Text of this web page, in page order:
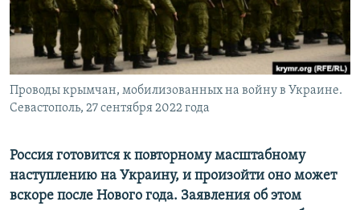
КРЫМ.НЕПОКОРЕННЫЙ
ELIFBE
УКРАИНСКАЯ ПРОБЛЕМА КРЫМА
Все сайты RFE/RL
Проводы крымчан, мобилизованных на войну в Украине.
Севастополь, 27 сентября 2022 года
Россия готовится к повторному масштабному
наступлению на Украину, и произойти оно может
вскоре после Нового года. Заявления об этом